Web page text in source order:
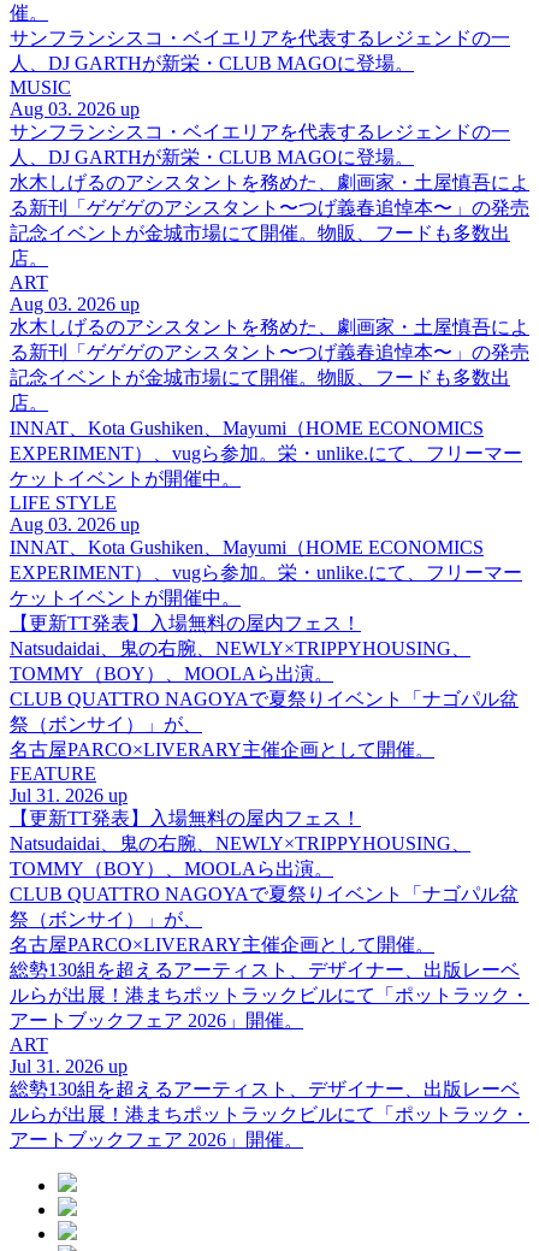
催。
サンフランシスコ・ベイエリアを代表するレジェンドの一
人、DJ GARTHが新栄・CLUB MAGOに登場。
MUSIC
Aug 03. 2026 up
サンフランシスコ・ベイエリアを代表するレジェンドの一
人、DJ GARTHが新栄・CLUB MAGOに登場。
水木しげるのアシスタントを務めた、劇画家・土屋慎吾によ
る新刊「ゲゲゲのアシスタント〜つげ義春追悼本〜」の発売
記念イベントが金城市場にて開催。物販、フードも多数出
店。
ART
Aug 03. 2026 up
水木しげるのアシスタントを務めた、劇画家・土屋慎吾によ
る新刊「ゲゲゲのアシスタント〜つげ義春追悼本〜」の発売
記念イベントが金城市場にて開催。物販、フードも多数出
店。
INNAT、Kota Gushiken、Mayumi（HOME ECONOMICS
EXPERIMENT）、vugら参加。栄・unlike.にて、フリーマー
ケットイベントが開催中。
LIFE STYLE
Aug 03. 2026 up
INNAT、Kota Gushiken、Mayumi（HOME ECONOMICS
EXPERIMENT）、vugら参加。栄・unlike.にて、フリーマー
ケットイベントが開催中。
【更新TT発表】入場無料の屋内フェス！
Natsudaidai、鬼の右腕、NEWLY×TRIPPYHOUSING、
TOMMY（BOY）、MOOLAら出演。
CLUB QUATTRO NAGOYAで夏祭りイベント「ナゴパル盆
祭（ボンサイ）」が、
名古屋PARCO×LIVERARY主催企画として開催。
FEATURE
Jul 31. 2026 up
【更新TT発表】入場無料の屋内フェス！
Natsudaidai、鬼の右腕、NEWLY×TRIPPYHOUSING、
TOMMY（BOY）、MOOLAら出演。
CLUB QUATTRO NAGOYAで夏祭りイベント「ナゴパル盆
祭（ボンサイ）」が、
名古屋PARCO×LIVERARY主催企画として開催。
総勢130組を超えるアーティスト、デザイナー、出版レーベ
ルらが出展！港まちポットラックビルにて「ポットラック・
アートブックフェア 2026」開催。
ART
Jul 31. 2026 up
総勢130組を超えるアーティスト、デザイナー、出版レーベ
ルらが出展！港まちポットラックビルにて「ポットラック・
アートブックフェア 2026」開催。